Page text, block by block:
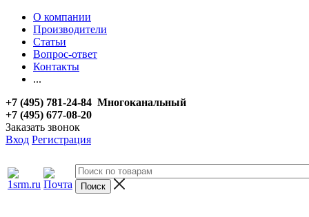
О компании
Производители
Статьи
Вопрос-ответ
Контакты
...
+7 (495) 781-24-84 Многоканальный
+7 (495) 677-08-20
Заказать звонок
Вход Регистрация